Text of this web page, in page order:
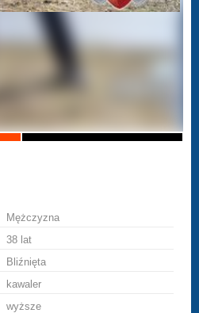
Mężczyzna
38 lat
Bliźnięta
kawaler
wyższe